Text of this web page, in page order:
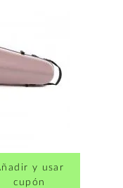
y usar
cupón